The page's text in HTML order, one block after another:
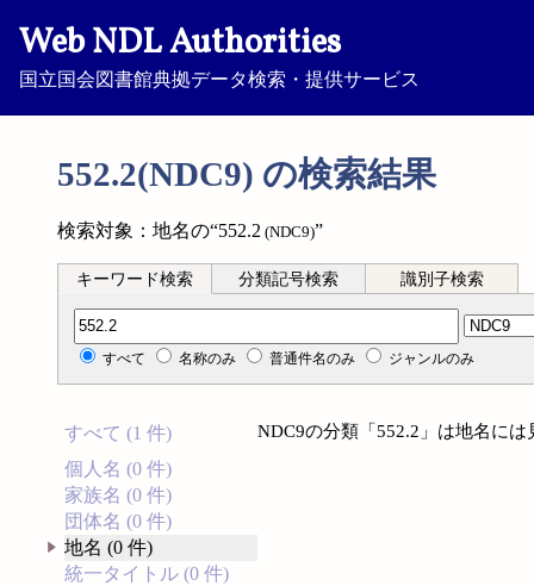
Web NDL Authorities
国立国会図書館典拠データ検索・提供サービス
552.2(NDC9) の検索結果
検索対象：地名の“552.2 (NDC9)”
キーワード検索 分類記号検索 識別子検索
分類記号検索
すべて 名称のみ 普通件名のみ ジャンルのみ
すべて (1 件)
個人名 (0 件)
家族名 (0 件)
団体名 (0 件)
地名 (0 件)
統一タイトル (0 件)
NDC9の分類「552.2」は地名に